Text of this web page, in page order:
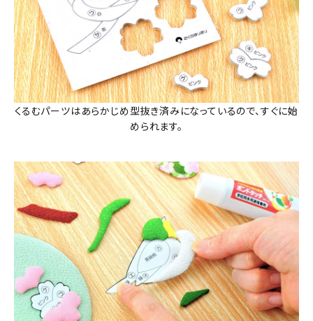
くるむパーツはあらかじめ型抜き済みになっているので、すぐに始
められます。